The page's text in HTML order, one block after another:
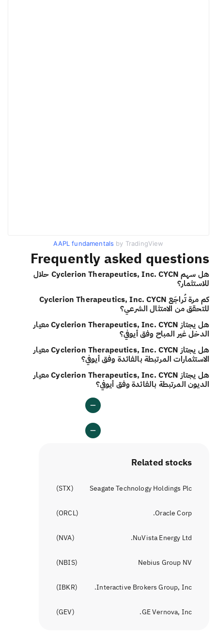
AAPL fundamentals by TradingView
Frequently asked questions
هل سهم Cyclerion Therapeutics, Inc. CYCN حلال
للاستثمار؟
كم مرة تُراجَع Cyclerion Therapeutics, Inc. CYCN
للتحقق من الامتثال الشرعي؟
هل يجتاز Cyclerion Therapeutics, Inc. CYCN معيار
الدخل غير المباح وفق أيوفي؟
هل يجتاز Cyclerion Therapeutics, Inc. CYCN معيار
الاستثمارات المرتبطة بالفائدة وفق أيوفي؟
هل يجتاز Cyclerion Therapeutics, Inc. CYCN معيار
الديون المرتبطة بالفائدة وفق أيوفي؟
Related stocks
Seagate Technology Holdings Plc
(
STX
)
Oracle Corp.
(
ORCL
)
NuVista Energy Ltd.
(
NVA
)
Nebius Group NV
(
NBIS
)
Interactive Brokers Group, Inc.
(
IBKR
)
GE Vernova, Inc.
(
GEV
)